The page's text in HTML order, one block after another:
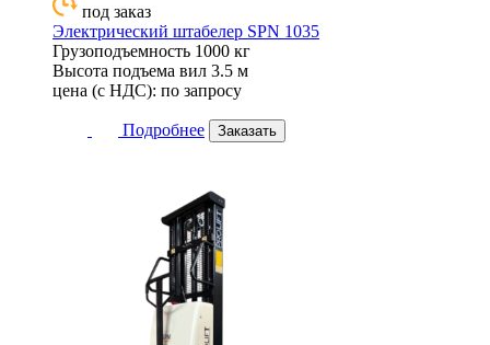
под заказ
Электрический штабелер SPN 1035
Грузоподъемность 1000 кг
Высота подъема вил 3.5 м
цена (с НДС): по запросу
Подробнее Заказать